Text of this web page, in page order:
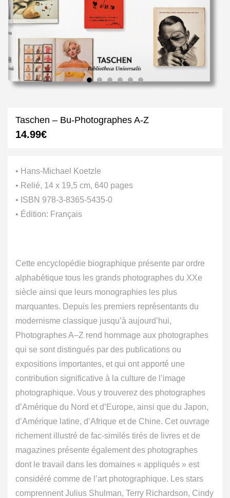
Taschen – Bu-Photographes A-Z
14.99€
• Hans-Michael Koetzle
• Relié, 14 x 19,5 cm, 640 pages
• ISBN 978-3-8365-5435-0
• Édition: Français
Cette encyclopédie biographique présente par ordre
alphabétique tous les grands photographes du XXe
siècle ainsi que leurs monographies les plus
marquantes. Depuis les premiers représentants du
modernisme classique jusqu’à aujourd’hui,
Photographes A–Z rend hommage aux photographes
qui se sont distingués par des publications ou
expositions importantes, et qui ont apporté une
contribution significative à la culture de l’image
photographique. Vous y trouverez des photographes
d’Amérique du Nord et d’Europe, ainsi que du Japon,
d’Amérique latine, d’Afrique et de Chine. Cet ouvrage
richement illustré de fac-similés tirés de livres et de
magazines présente également des photographes
dont le travail dans les domaines « appliqués » est
considéré comme de l’art photographique. Les stars
comprennent Julius Shulman, Terry Richardson, Cindy